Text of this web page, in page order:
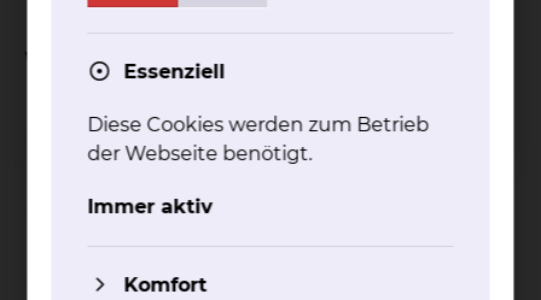
Weitere Informationen
Besuchsservice
Unterstützung während des stationären
Spielnachmittag in der Geriatrie
Essenziell
Diese Cookies werden zum Betrieb
der Webseite benötigt.
Immer aktiv
Komfort